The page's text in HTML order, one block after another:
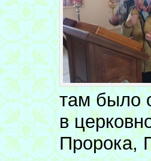
там было
в
Пророка,